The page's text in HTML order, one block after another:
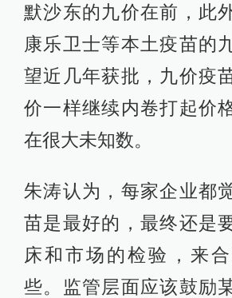
默沙东的九价在前，此
康乐卫士等本土疫苗的
望近几年获批，九价疫
价一样继续内卷打起价
在很大未知数。
朱涛认为，每家企业都
苗是最好的，最终还是
床和市场的检验，来
些。监管层面应该鼓励